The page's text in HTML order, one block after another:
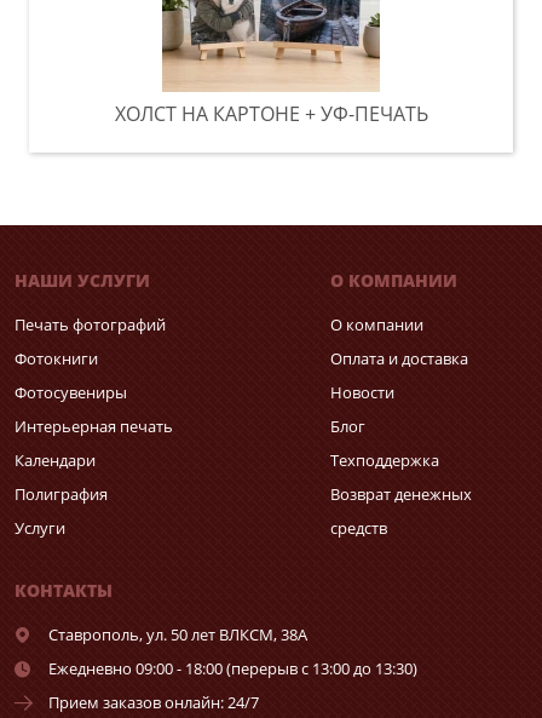
ХОЛСТ НА КАРТОНЕ + УФ-ПЕЧАТЬ
НАШИ УСЛУГИ
Печать фотографий
Фотокниги
Фотосувениры
Интерьерная печать
Календари
Полиграфия
Услуги
О КОМПАНИИ
О компании
Оплата и доставка
Новости
Блог
Техподдержка
Возврат денежных
средств
КОНТАКТЫ
Ставрополь,ул. 50 лет ВЛКСМ, 38А
Ежедневно 09:00 - 18:00 (перерыв с 13:00 до 13:30)
Прием заказов онлайн: 24/7